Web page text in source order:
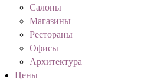
Салоны
Магазины
Рестораны
Офисы
Архитектура
Цены